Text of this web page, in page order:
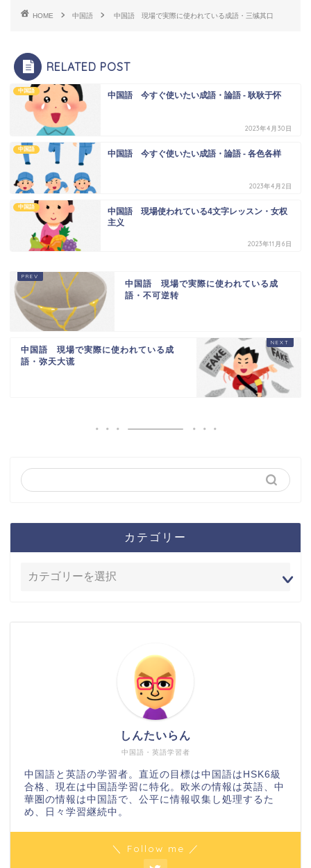
HOME 中国語 中国語 現場で実際に使われている成語・三缄其口
RELATED POST
中国語 中国語 今すぐ使いたい成語・論語 - 耿耿于怀
2023年4月30日
中国語 中国語 今すぐ使いたい成語・論語 - 各色各样
2023年4月2日
中国語
中国語 現場使われている4文字レッスン・女权
主义
2023年11月6日
中国語 現場で実際に使われている成
語・不可逆转
中国語 現場で実際に使われている成
語・弥天大谎
カテゴリー
中国語・英語学習者
しんたいらん
中国語と英語の学習者。直近の目標は中国語はHSK6級
合格、現在は中国語学習に特化。欧米の情報は英語、中
華圏の情報は中国語で、公平に情報収集し処理するた
め、日々学習継続中。
＼ Follow me ／